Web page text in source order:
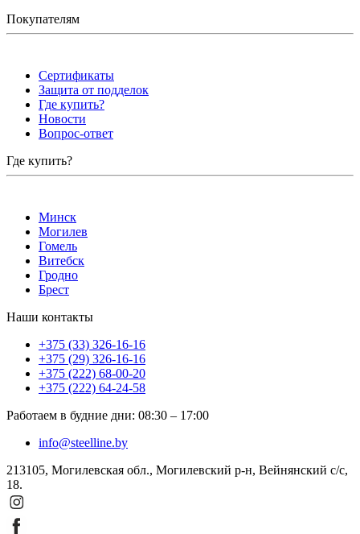
Покупателям
Сертификаты
Защита от подделок
Где купить?
Новости
Вопрос-ответ
Где купить?
Минск
Могилев
Гомель
Витебск
Гродно
Брест
Наши контакты
+375 (33) 326-16-16
+375 (29) 326-16-16
+375 (222) 68-00-20
+375 (222) 64-24-58
Работаем в будние дни: 08:30 – 17:00
info@steelline.by
213105, Могилевская обл., Могилевский р-н, Вейнянский с/с,
18.